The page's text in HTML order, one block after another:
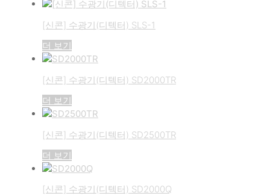
[신콘] 수광기(디텍터) SLS-1
더 보기
[신콘] 수광기(디텍터) SD2000TR
더 보기
[신콘] 수광기(디텍터) SD2500TR
더 보기
[신콘] 수광기(디텍터) SD2000Q